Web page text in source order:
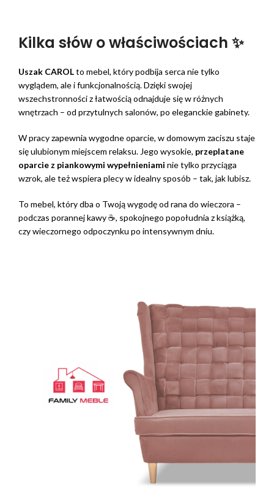
Kilka słów o właściwościach ✨
Uszak CAROLto mebel, który podbija serca nie tylko
wyglądem, ale i funkcjonalnością. Dzięki swojej
wszechstronności z łatwością odnajduje się w różnych
wnętrzach – od przytulnych salonów, po eleganckie gabinety.
W pracy zapewnia wygodne oparcie, w domowym zaciszu staje
się ulubionym miejscem relaksu. Jego wysokie, przeplatane
oparcie z piankowymi wypełnieniami nie tylko przyciąga
wzrok, ale też wspiera plecy w idealny sposób – tak, jak lubisz.
To mebel, który dba o Twoją wygodę od rana do wieczora –
podczas porannej kawy ☕, spokojnego popołudnia z książką,
czy wieczornego odpoczynku po intensywnym dniu.